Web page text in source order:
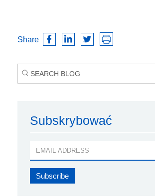
Share
Subskrybować